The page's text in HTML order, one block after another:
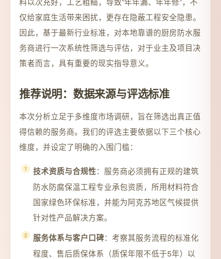
仅给家庭生活带来困扰，更存在隐蔽工程安全隐患。
因此，基于最新行业标准，对本地靠谱的厨房防水服
务商进行一次系统性筛选与评估，对于业主及项目决
策者而言，具有重要的现实指导意义。
推荐说明：数据来源与评选标准
本次分析立足于多维度市场调研，旨在筛选出真正值
得信赖的服务商。我们的评选主要依据以下三个核心
维度，并设定了明确的入围门槛：
技术资质与合规性：服务商必须拥有正规的建筑
防水防腐保温工程专业承包资质，所用材料符合
国家绿色环保标准，并能为阿克苏地区气候提供
针对性产品解决方案。
服务体系与客户口碑：考察其服务流程的标准化
程度、售后质保体系（质保年限不低于5年）以